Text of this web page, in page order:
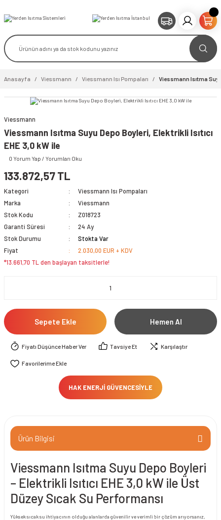
Anasayfa Viessmann Viessmann Isı Pompaları Viessmann Isıtma Suyu
Viessmann
Viessmann Isıtma Suyu Depo Boyleri, Elektrikli Isıtıcı
EHE 3,0 kW ile
0 Yorum Yap / Yorumları Oku
133.872,57 TL
Kategori
Viessmann Isı Pompaları
Marka
Viessmann
Stok Kodu
Z018723
Garanti Süresi
24 Ay
Stok Durumu
Stokta Var
Fiyat
2.030,00 EUR + KDV
*13.661,70 TL den başlayan taksitlerle!
Sepete Ekle Hemen Al
Fiyatı Düşünce Haber Ver Tavsiye Et Karşılaştır
HAK ENERJİ GÜVENCESİYLE
Ürün Bilgisi
Viessmann Isıtma Suyu Depo Boyleri
– Elektrikli Isıtıcı EHE 3,0 kW ile Üst
Düzey Sıcak Su Performansı
Yüksek sıcak su ihtiyacının olduğu alanlarda güvenilir ve verimli bir çözüm arıyorsanız,